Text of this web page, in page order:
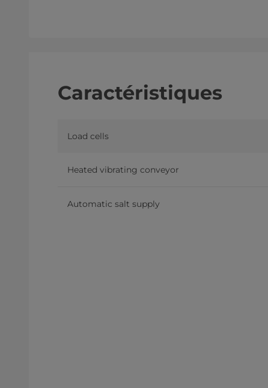
Caractéristiques
Load cells
Heated vibrating conveyor
Automatic salt supply